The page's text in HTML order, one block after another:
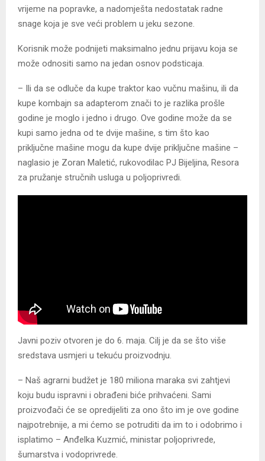
vrijeme na popravke, a nadomješta nedostatak radne
snage koja je sve veći problem u jeku sezone.
Korisnik može podnijeti maksimalno jednu prijavu koja se
može odnositi samo na jedan osnov podsticaja.
– Ili da se odluče da kupe traktor kao vučnu mašinu, ili da
kupe kombajn sa adapterom znači to je razlika prošle
godine je moglo i jedno i drugo. Ove godine može da se
kupi samo jedna od te dvije mašine, s tim što kao
priključne mašine mogu da kupe dvije priključne mašine –
naglasio je Zoran Maletić, rukovodilac PЈ Bijeljina, Resora
za pružanje stručnih usluga u poljoprivredi.
Јavni poziv otvoren je do 6. maja. Cilj je da se što više
sredstava usmjeri u tekuću proizvodnju.
– Naš agrarni budžet je 180 miliona maraka svi zahtjevi
koju budu ispravni i obrađeni biće prihvaćeni. Sami
proizvođači će se opredijeliti za ono što im je ove godine
najpotrebnije, a mi ćemo se potruditi da im to i odobrimo i
isplatimo – Anđelka Kuzmić, ministar poljoprivrede,
šumarstva i vodoprivrede.